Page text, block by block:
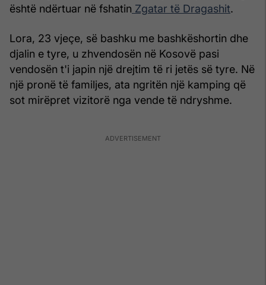
është ndërtuar në fshatin Zgatar të Dragashit.
Lora, 23 vjeçe, së bashku me bashkëshortin dhe
djalin e tyre, u zhvendosën në Kosovë pasi
vendosën t'i japin një drejtim të ri jetës së tyre. Në
një pronë të familjes, ata ngritën një kamping që
sot mirëpret vizitorë nga vende të ndryshme.